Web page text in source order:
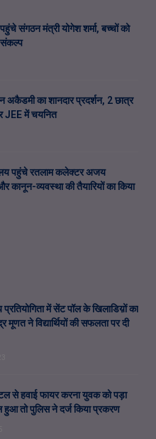
संगठन मंत्री योगेश शर्मा, बच्चों को
संकल्प
अकैडमी का शानदार प्रदर्शन, 2 छात्र
JEE में चयनित
पहुंचे रतलाम कलेक्टर अजय
कानून-व्यवस्था की तैयारियों का किया
प्रतियोगिता में सेंट पॉल के खिलाडिय़ों का
मूणत ने विद्यार्थियों की सफलता पर दी
से हवाई फायर करना युवक को पड़ा
हुआ तो पुलिस ने दर्ज किया प्रकरण